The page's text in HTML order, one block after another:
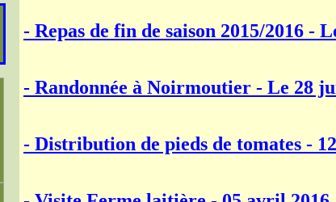
- Repas de fin de saison 2015/2016 -
- Randonnée à Noirmoutier - Le 28
- Distribution de pieds de tomates -